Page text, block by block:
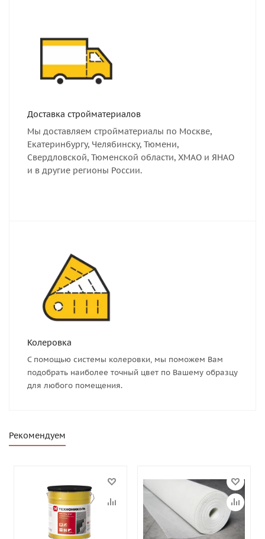
Доставка стройматериалов
Мы доставляем стройматериалы по Москве,
Екатеринбургу, Челябинску, Тюмени,
Свердловской, Тюменской области, ХМАО и ЯНАО
и в другие регионы России.
Колеровка
С помощью системы колеровки, мы поможем Вам
подобрать наиболее точный цвет по Вашему образцу
для любого помещения.
Рекомендуем